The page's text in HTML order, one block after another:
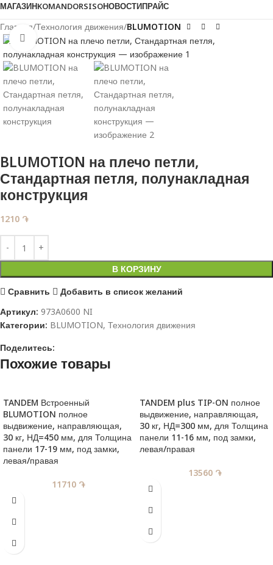
МАГАЗИНKOMANDORSISOНОВОСТИПРАЙС
Главная Технология движения BLUMOTION
Нажмите, чтобы увеличить
BLUMOTION на плечо петли,
Стандартная петля, полунакладная
конструкция
1210 ֏
В КОРЗИНУ
Сравнить
Добавить в список желаний
Артикул: 973A0600 NI
Категории: BLUMOTION, Технология движения
Поделитесь:
Похожие товары
TANDEM Встроенный
BLUMOTION полное
выдвижение, направляющая ,
30 кг, НД=450 мм, для Толщина
панели 17-19 мм, под замки,
левая/правая
11710 ֏
TANDEM plus TIP-ON полное
выдвижение, направляющая ,
30 кг, НД=300 мм, для Толщина
панели 11-16 мм, под замки,
левая/правая
13560 ֏